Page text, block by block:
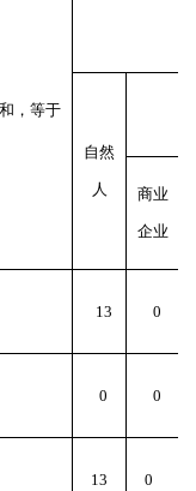
，等于
自然
人 商业
企业
13 0
0 0
13 0